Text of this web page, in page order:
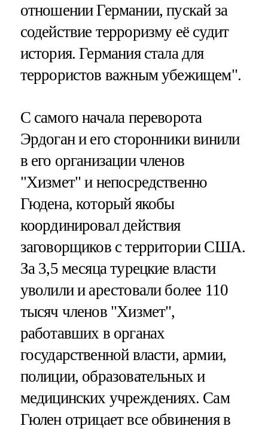
отношении Германии, пускай за
содействие терроризму её судит
история. Германия стала для
террористов важным убежищем".
С самого начала переворота
Эрдоган и его сторонники винили
в его организации членов
"Хизмет" и непосредственно
Гюдена, который якобы
координировал действия
заговорщиков с территории США.
За 3,5 месяца турецкие власти
уволили и арестовали более 110
тысяч членов "Хизмет",
работавших в органах
государственной власти, армии,
полиции, образовательных и
медицинских учреждениях. Сам
Гюлен отрицает все обвинения в